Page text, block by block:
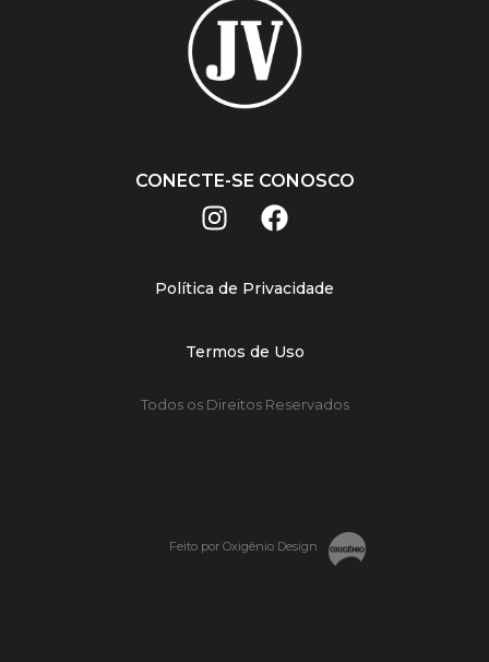
CONECTE-SE CONOSCO
Política de Privacidade
Termos de Uso
Todos os Direitos Reservados
Feito por Oxigênio Design